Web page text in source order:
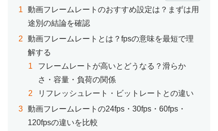
動画フレームレートのおすすめ設定は？まずは用
途別の結論を確認
動画フレームレートとは？fpsの意味を最短で理
解する
フレームレートが高いとどうなる？滑らか
さ・容量・負荷の関係
リフレッシュレート・ビットレートとの違い
動画フレームレートの24fps・30fps・60fps・
120fpsの違いを比較